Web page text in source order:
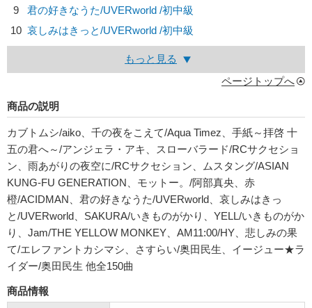
9
君の好きなうた/UVERworld /初中級
10 哀しみはきっと/UVERworld /初中級
もっと見る
ページトップへ
商品の説明
カブトムシ/aiko、千の夜をこえて/Aqua Timez、手紙～拝啓 十
五の君へ～/アンジェラ・アキ、スローバラード/RCサクセショ
ン、雨あがりの夜空に/RCサクセション、ムスタング/ASIAN
KUNG-FU GENERATION、モットー。/阿部真央、赤
橙/ACIDMAN、君の好きなうた/UVERworld、哀しみはきっ
と/UVERworld、SAKURA/いきものがかり、YELL/いきものがか
り、Jam/THE YELLOW MONKEY、AM11:00/HY、悲しみの果
て/エレファントカシマシ、さすらい/奥田民生、イージュー★ラ
イダー/奥田民生 他全150曲
商品情報